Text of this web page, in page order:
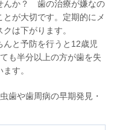
んか？ 歯の治療が嫌なの
が大切です。定期的にメ
は下がります。
と予防を行うと12歳児
も半分以上の方が歯を失
す。
歯や歯周病の早期発見・